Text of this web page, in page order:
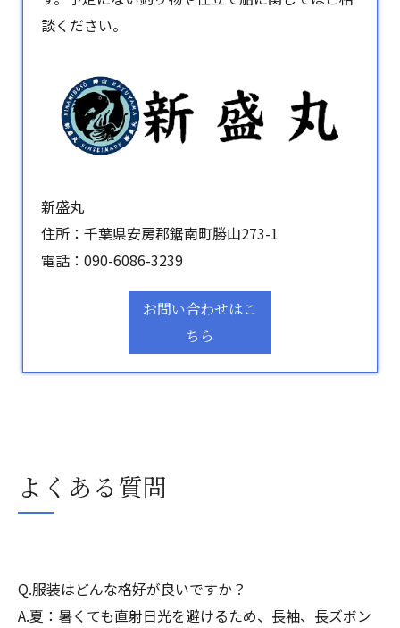
談ください。
新盛丸
住所：千葉県安房郡鋸南町勝山273-1
電話： 090-6086-3239
お問い合わせはこ
ちら
よくある質問
Q.服装はどんな格好が良いですか？
A.夏：暑くても直射日光を避けるため、長袖、長ズボン